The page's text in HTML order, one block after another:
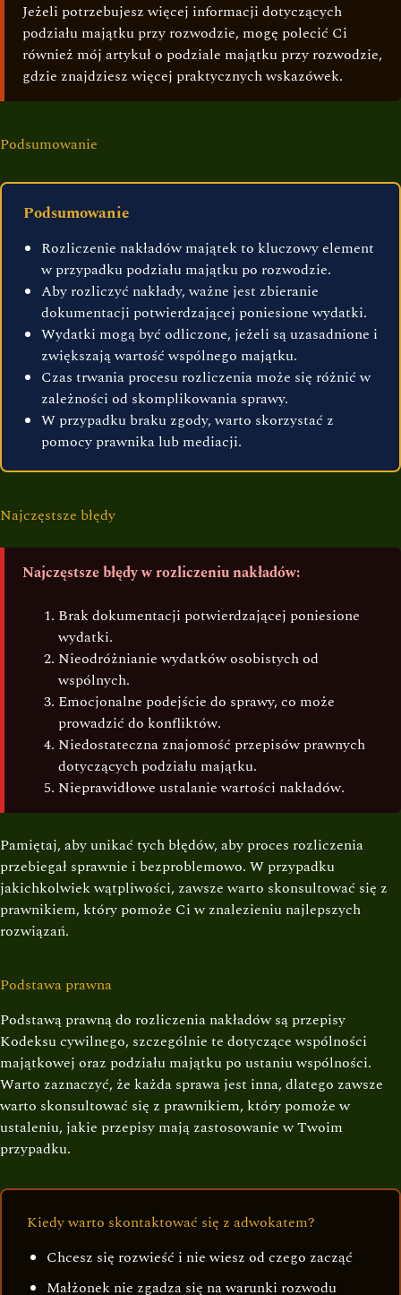
Jeżeli potrzebujesz więcej informacji dotyczących
podziału majątku przy rozwodzie, mogę polecić Ci
również mój artykuł o podziale majątku przy rozwodzie,
gdzie znajdziesz więcej praktycznych wskazówek.
Podsumowanie
Podsumowanie
Rozliczenie nakładów majątek to kluczowy element
w przypadku podziału majątku po rozwodzie.
Aby rozliczyć nakłady, ważne jest zbieranie
dokumentacji potwierdzającej poniesione wydatki.
Wydatki mogą być odliczone, jeżeli są uzasadnione i
zwiększają wartość wspólnego majątku.
Czas trwania procesu rozliczenia może się różnić w
zależności od skomplikowania sprawy.
W przypadku braku zgody, warto skorzystać z
pomocy prawnika lub mediacji.
Najczęstsze błędy
Najczęstsze błędy w rozliczeniu nakładów:
Brak dokumentacji potwierdzającej poniesione
wydatki.
Nieodróżnianie wydatków osobistych od
wspólnych.
Emocjonalne podejście do sprawy, co może
prowadzić do konfliktów.
Niedostateczna znajomość przepisów prawnych
dotyczących podziału majątku.
Nieprawidłowe ustalanie wartości nakładów.
Pamiętaj, aby unikać tych błędów, aby proces rozliczenia
przebiegał sprawnie i bezproblemowo. W przypadku
jakichkolwiek wątpliwości, zawsze warto skonsultować się z
prawnikiem, który pomoże Ci w znalezieniu najlepszych
rozwiązań.
Podstawa prawna
Podstawą prawną do rozliczenia nakładów są przepisy
Kodeksu cywilnego, szczególnie te dotyczące wspólności
majątkowej oraz podziału majątku po ustaniu wspólności.
Warto zaznaczyć, że każda sprawa jest inna, dlatego zawsze
warto skonsultować się z prawnikiem, który pomoże w
ustaleniu, jakie przepisy mają zastosowanie w Twoim
przypadku.
Kiedy warto skontaktować się z adwokatem?
Chcesz się rozwieść i nie wiesz od czego zacząć
Małżonek nie zgadza się na warunki rozwodu